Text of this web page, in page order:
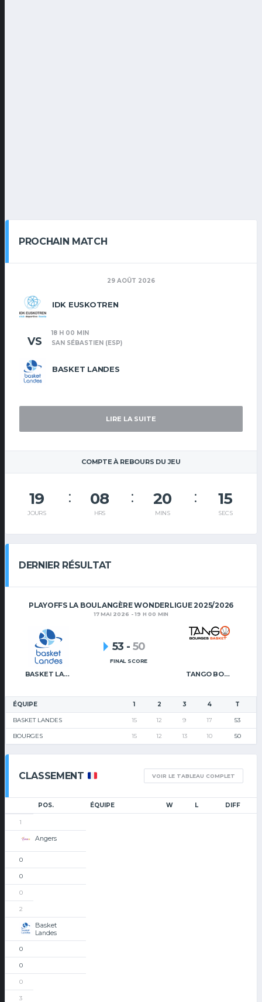
PROCHAIN MATCH
29 AOÛT 2026
IDK EUSKOTREN
BASKET LANDES
VS
18 H 00 MIN
SAN SÉBASTIEN (ESP)
LIRE LA SUITE
COMPTE À REBOURS DU JEU
19
JOURS
08
HRS
20
MINS
14
SECS
DERNIER RÉSULTAT
PLAYOFFS LA BOULANGÈRE WONDERLIGUE 2025/2026
17 MAI 2026 - 19 H 00 MIN
BASKET LANDES TANGO BOURGES BASKET
53 - 50
FINAL SCORE
ÉQUIPE 1 2 3 4 T
BASKET LANDES 15 12 9 17 53
BOURGES 15 12 13 10 50
CLASSEMENT VOIR LE TABLEAU COMPLET
POS. ÉQUIPE W L DIFF
1
Angers
0
0
0
2
Basket
Landes
0
0
0
3